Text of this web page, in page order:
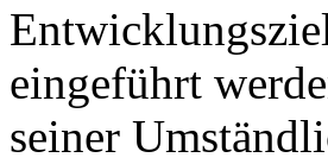
eingeführt
seiner